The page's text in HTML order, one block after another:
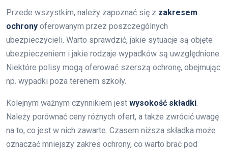
Przede wszystkim, należy zapoznać się z zakresem
ochrony oferowanym przez poszczególnych
ubezpieczycieli. Warto sprawdzić, jakie sytuacje są objęte
ubezpieczeniem i jakie rodzaje wypadków są uwzględnione.
Niektóre polisy mogą oferować szerszą ochronę, obejmując
np. wypadki poza terenem szkoły.
Kolejnym ważnym czynnikiem jest wysokość składki
Należy porównać ceny różnych ofert, a także zwrócić uwagę
na to, co jest w nich zawarte. Czasem niższa składka może
oznaczać mniejszy zakres ochrony, co warto brać pod